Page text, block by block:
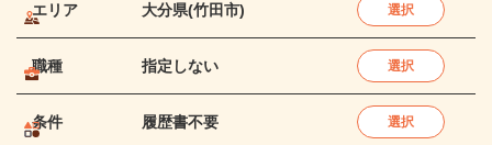
エリア 大分県(竹田市) 選択
職種 指定しない 選択
条件 履歴書不要 選択